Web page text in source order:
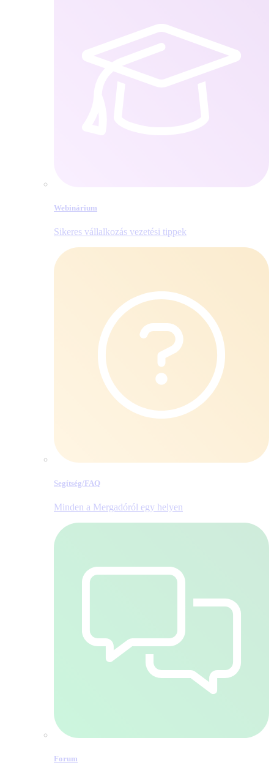
Webinárium
Sikeres vállalkozás vezetési tippek
Segítség/​FAQ
Minden a Mergadóról egy helyen
Forum